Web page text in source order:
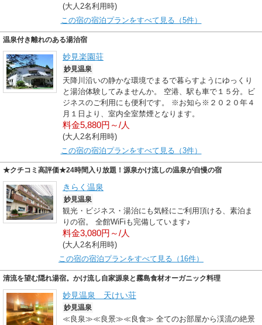
(大人2名利用時)
この宿の宿泊プランをすべて見る（5件）
温泉付き離れのある湯治宿
妙見楽園荘
妙見温泉
天降川沿いの静かな環境でまるで暮らすようにゆっくり
と湯治体験してみませんか。 空港、駅も車で１５分。ビ
ジネスのご利用にも便利です。 ※お知ら※２０２０年４
月１日より、室内全室禁煙となります。
料金5,880円～/人
(大人2名利用時)
この宿の宿泊プランをすべて見る（3件）
★クチコミ高評価★24時間入り放題！源泉かけ流しの温泉が自慢の宿
きらく温泉
妙見温泉
観光・ビジネス・湯治にも気軽にご利用頂ける、素泊ま
りの宿。 全館WiFiも完備しています♪
料金3,080円～/人
(大人2名利用時)
この宿の宿泊プランをすべて見る（16件）
清流を望む隠れ湯宿。かけ流し自家源泉と霧島食材オーガニック料理
妙見温泉 天けい荘
妙見温泉
≪良泉≫≪良景≫≪良食≫ 全てのお部屋から渓流の絶景